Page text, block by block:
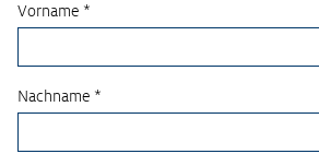
Vorname *
Nachname *